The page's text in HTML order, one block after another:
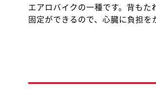
エアロバイクの一種です。背も
固定ができるので、心臓に負担を